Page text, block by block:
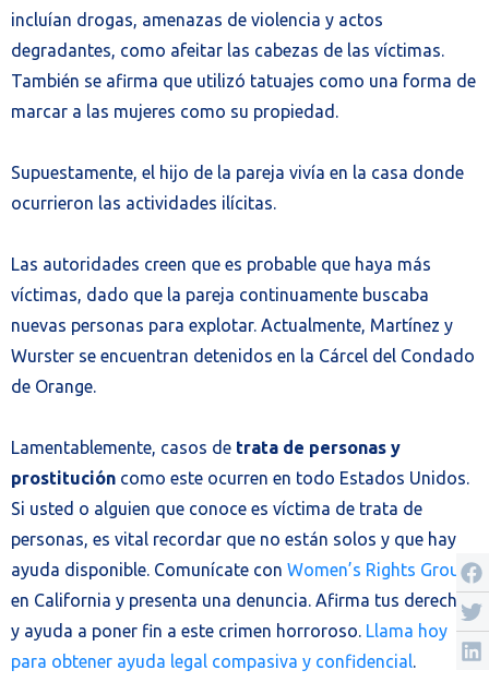
incluían drogas, amenazas de violencia y actos
degradantes, como afeitar las cabezas de las víctimas.
También se afirma que utilizó tatuajes como una forma de
marcar a las mujeres como su propiedad.
Supuestamente, el hijo de la pareja vivía en la casa donde
ocurrieron las actividades ilícitas.
Las autoridades creen que es probable que haya más
víctimas, dado que la pareja continuamente buscaba
nuevas personas para explotar. Actualmente, Martínez y
Wurster se encuentran detenidos en la Cárcel del Condado
de Orange.
Lamentablemente, casos de trata de personas y
prostitución como este ocurren en todo Estados Unidos.
Si usted o alguien que conoce es víctima de trata de
personas, es vital recordar que no están solos y que hay
ayuda disponible. Comunícate con Women’s Rights Group
en California y presenta una denuncia. Afirma tus derechos
y ayuda a poner fin a este crimen horroroso. Llama hoy
para obtener ayuda legal compasiva y confidencial.